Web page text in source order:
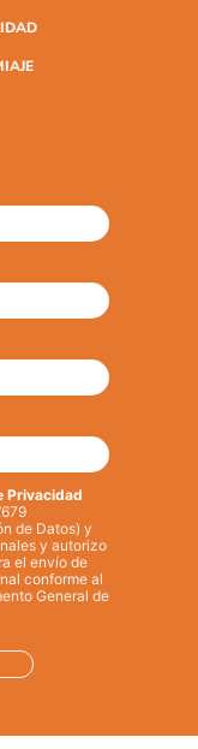
Privacidad
de Datos) y
el envío de
conforme al
General de